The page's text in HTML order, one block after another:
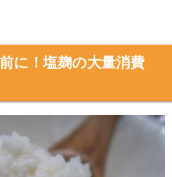
に！塩麹の大量消費